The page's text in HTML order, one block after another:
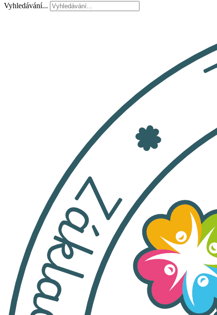
Vyhledávání...